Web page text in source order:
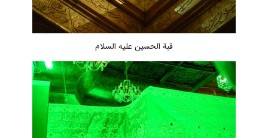
قبة الحسین علیه السلام